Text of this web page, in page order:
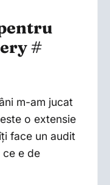
#
m-am jucat
este o extensie
face un audit
e de